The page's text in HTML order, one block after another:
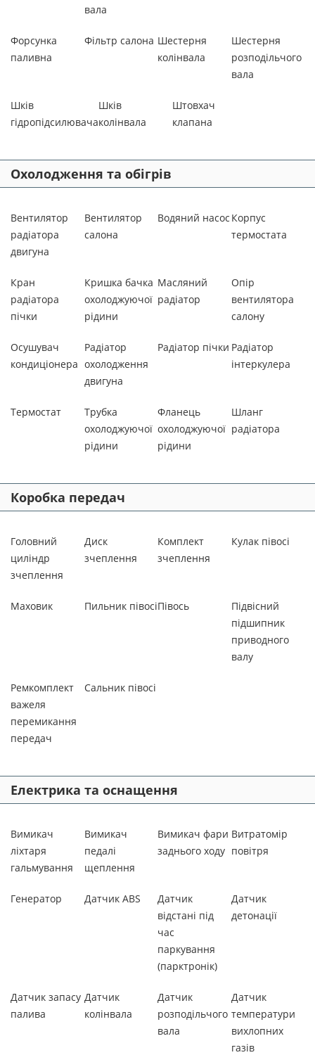
вала
Форсунка
паливна
Фільтр салона Шестерня
колінвала
Шестерня
розподільчого
вала
Шків
гідропідсилювача
Шків
колінвала
Штовхач
клапана
Охолодження та обігрів
Вентилятор
радіатора
двигуна
Вентилятор
салона
Водяний насос Корпус
термостата
Кран
радіатора
пічки
Кришка бачка
охолоджуючої
рідини
Масляний
радіатор
Опір
вентилятора
салону
Осушувач
кондиціонера
Радіатор
охолодження
двигуна
Радіатор пічки Радіатор
інтеркулера
Термостат
Трубка
охолоджуючої
рідини
Фланець
охолоджуючої
рідини
Шланг
радіатора
Коробка передач
Головний
циліндр
зчеплення
Диск
зчеплення
Комплект
зчеплення
Кулак півосі
Маховик Пильник півосіПівось
Підвісний
підшипник
приводного
валу
Ремкомплект
важеля
перемикання
передач
Сальник півосі
Електрика та оснащення
Вимикач
ліхтаря
гальмування
Вимикач
педалі
щеплення
Вимикач фари
заднього ходу
Витратомір
повітря
Генератор Датчик ABS
Датчик
відстані під
час
паркування
(парктронік)
Датчик
детонації
Датчик запасу
палива
Датчик
колінвала
Датчик
розподільчого
вала
Датчик
температури
вихлопних
газів